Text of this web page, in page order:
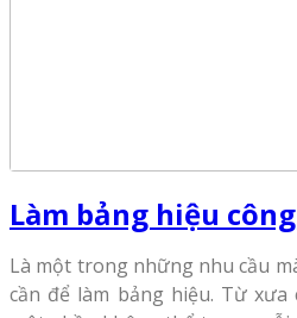
Làm bảng hiệu
Là một trong những nhu cầu
cần để làm bảng hiệu. Từ